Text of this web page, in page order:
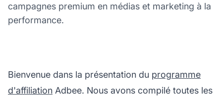
campagnes premium en médias et marketing à la
performance.
Bienvenue dans la présentation du programme
d'affiliation Adbee. Nous avons compilé toutes les